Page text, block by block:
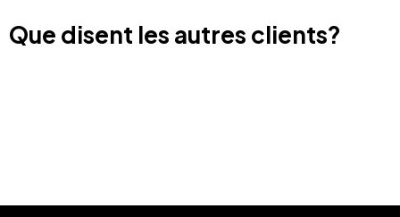
Que disent les autres clients?